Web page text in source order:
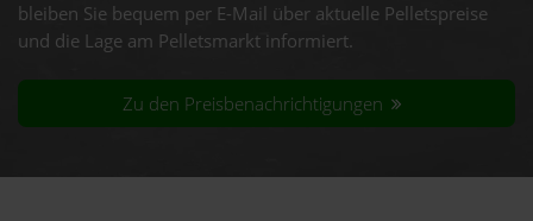
bleiben Sie bequem per E-Mail über aktuelle Pelletspreise
und die Lage am Pelletsmarkt informiert.
Zu den Preisbenachrichtigungen